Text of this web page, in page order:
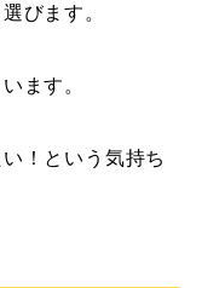
びます。
ます。
！という気持ち